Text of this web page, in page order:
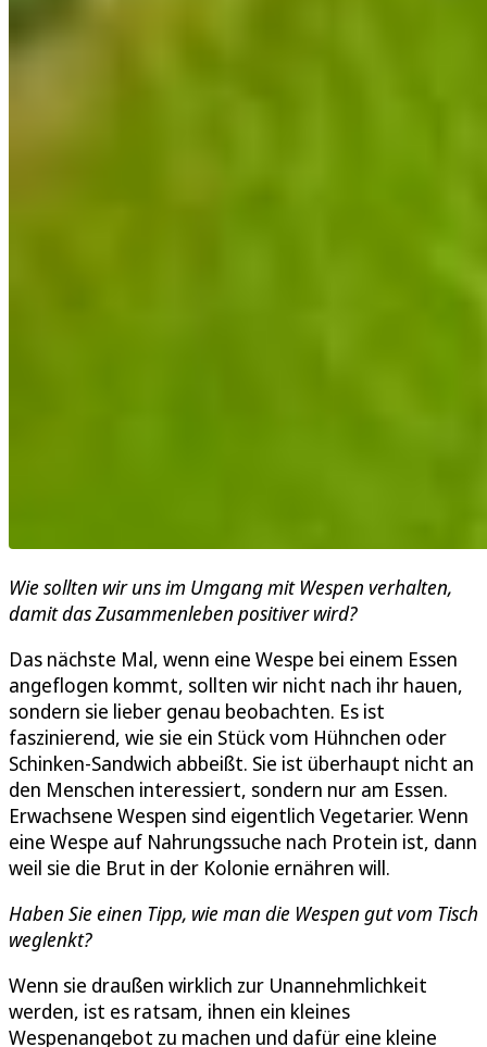
Wie sollten wir uns im Umgang mit Wespen verhalten,
damit das Zusammenleben positiver wird?
Das nächste Mal, wenn eine Wespe bei einem Essen
angeflogen kommt, sollten wir nicht nach ihr hauen,
sondern sie lieber genau beobachten. Es ist
faszinierend, wie sie ein Stück vom Hühnchen oder
Schinken-Sandwich abbeißt. Sie ist überhaupt nicht an
den Menschen interessiert, sondern nur am Essen.
Erwachsene Wespen sind eigentlich Vegetarier. Wenn
eine Wespe auf Nahrungssuche nach Protein ist, dann
weil sie die Brut in der Kolonie ernähren will.
Haben Sie einen Tipp, wie man die Wespen gut vom Tisch
weglenkt?
Wenn sie draußen wirklich zur Unannehmlichkeit
werden, ist es ratsam, ihnen ein kleines
Wespenangebot zu machen und dafür eine kleine